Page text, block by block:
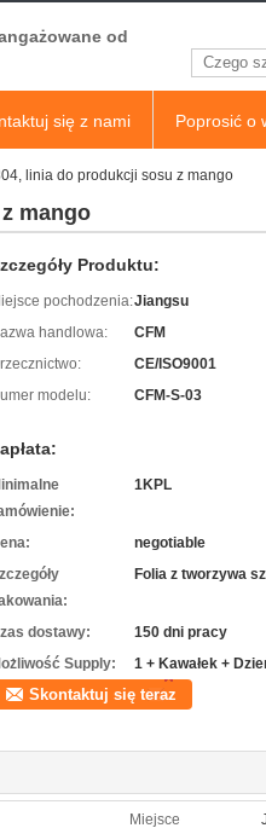
od
się z nami Poprosić o
linia do produkcji sosu z mango
mango
Produktu:
pochodzenia:Jiangsu
handlowa:
CFM
CE/ISO9001
modelu:
CFM-S-03
1KPL
negotiable
Folia z tworzywa
dostawy:
150 dni pracy
Supply:
1 + Kawałek +
Skontaktuj się teraz
Miejsce